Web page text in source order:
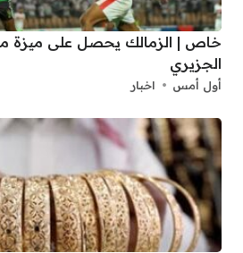
خاص | الزمالك يحصل على ميزة
الجزيري
أول أمس اخبار